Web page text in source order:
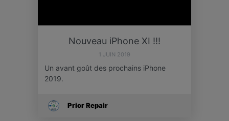
Nouveau iPhone XI !!!
1 JUIN 2019
Un avant goût des prochains iPhone
2019.
Prior Repair